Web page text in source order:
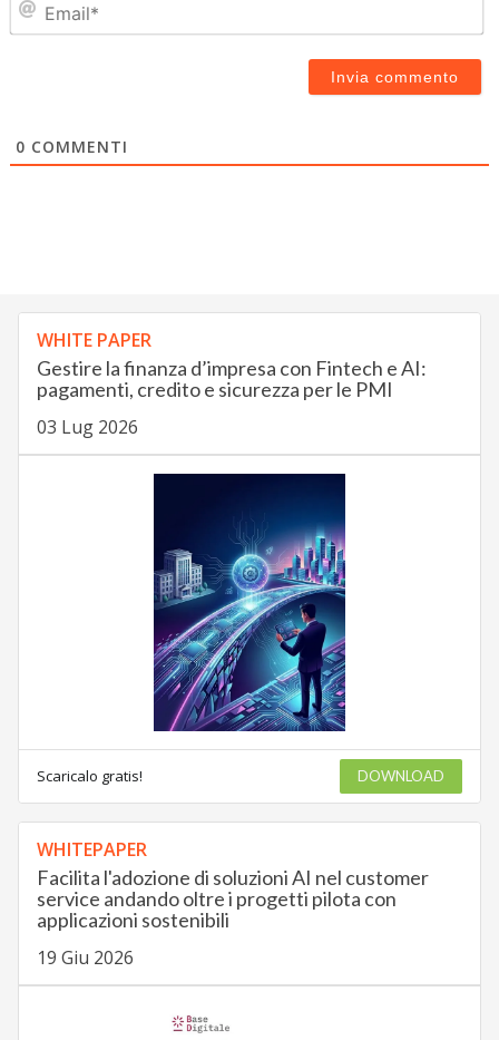
0 COMMENTI
WHITE PAPER
Gestire la finanza d’impresa con Fintech e AI:
pagamenti, credito e sicurezza per le PMI
03 Lug 2026
Scaricalo gratis! DOWNLOAD
WHITEPAPER
Facilita l'adozione di soluzioni AI nel customer
service andando oltre i progetti pilota con
applicazioni sostenibili
19 Giu 2026